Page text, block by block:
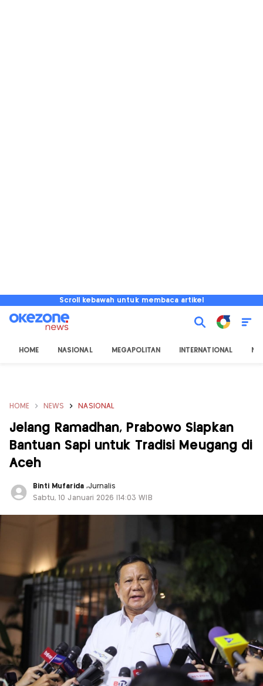
Scroll kebawah untuk membaca artikel
HOME NASIONAL MEGAPOLITAN INTERNATIONAL
HOME NEWS NASIONAL
Jelang Ramadhan, Prabowo Siapkan
Bantuan Sapi untuk Tradisi Meugang di
Aceh
Binti Mufarida ,Jurnalis
Sabtu, 10 Januari 2026 |14:03 WIB